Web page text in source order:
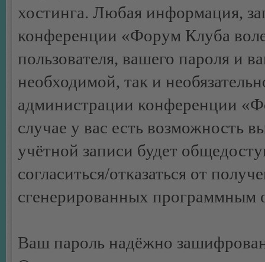
хостинга. Любая информация,
конференции «Форум Клуба
пользователя, вашего пароля и
необходимой, так и
администрации конференции
случае у вас есть возможность
учётной записи будет
согласиться/отказаться от
сгенерированных программным
Ваш пароль надёжно